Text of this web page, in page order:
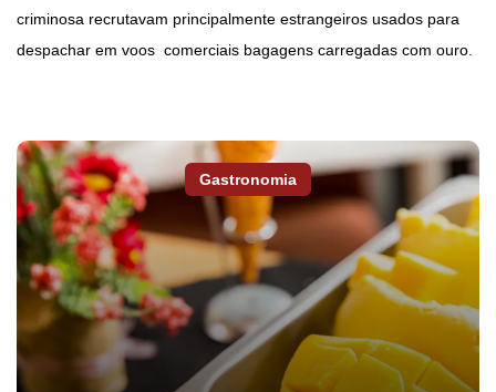
criminosa recrutavam principalmente estrangeiros usados para
despachar em voos comerciais bagagens carregadas com ouro.
Gastronomia